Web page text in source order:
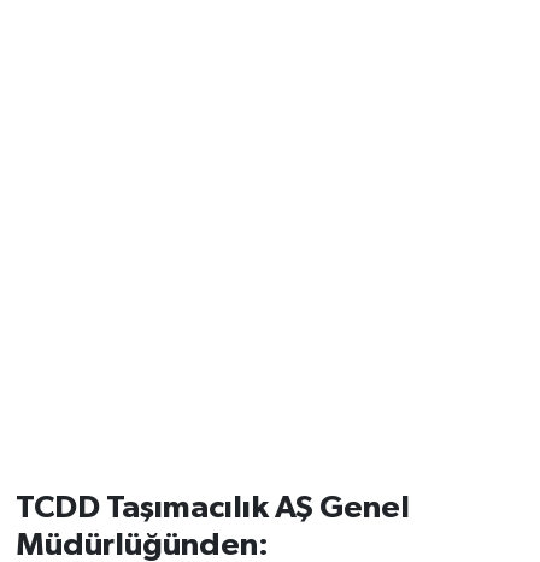
TCDD Taşımacılık AŞ Genel
Müdürlüğünden: